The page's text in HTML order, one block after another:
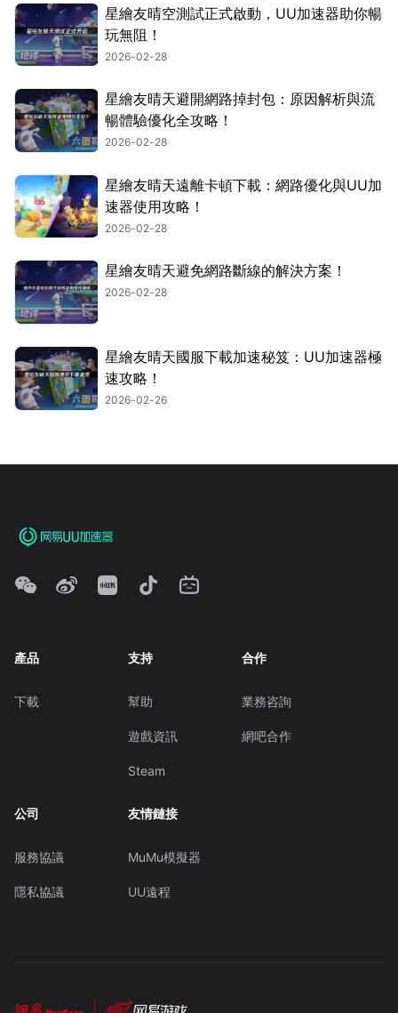
星繪友晴空測試正式啟動，UU加速器助你暢
玩無阻！
2026-02-28
星繪友晴天避開網路掉封包：原因解析與流
暢體驗優化全攻略！
2026-02-28
星繪友晴天遠離卡頓下載：網路優化與UU加
速器使用攻略！
2026-02-28
星繪友晴天避免網路斷線的解決方案！
2026-02-28
星繪友晴天國服下載加速秘笈：UU加速器極
速攻略！
2026-02-26
產品
下載
支持
幫助
遊戲資訊
Steam
合作
業務咨詢
網吧合作
公司
服務協議
隱私協議
友情鏈接
MuMu模擬器
UU遠程